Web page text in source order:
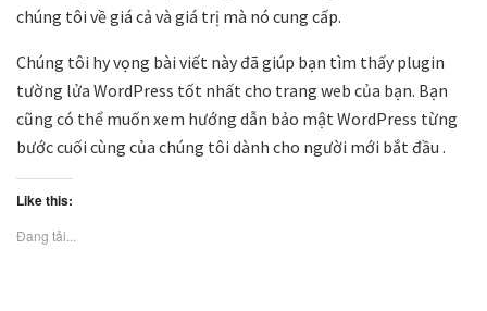
chúng tôi về giá cả và giá trị mà nó cung cấp.
Chúng tôi hy vọng bài viết này đã giúp bạn tìm thấy plugin
tường lửa WordPress tốt nhất cho trang web của bạn. Bạn
cũng có thể muốn xem hướng dẫn bảo mật WordPress từng
bước cuối cùng của chúng tôi dành cho người mới bắt đầu .
Like this:
Đang tải...